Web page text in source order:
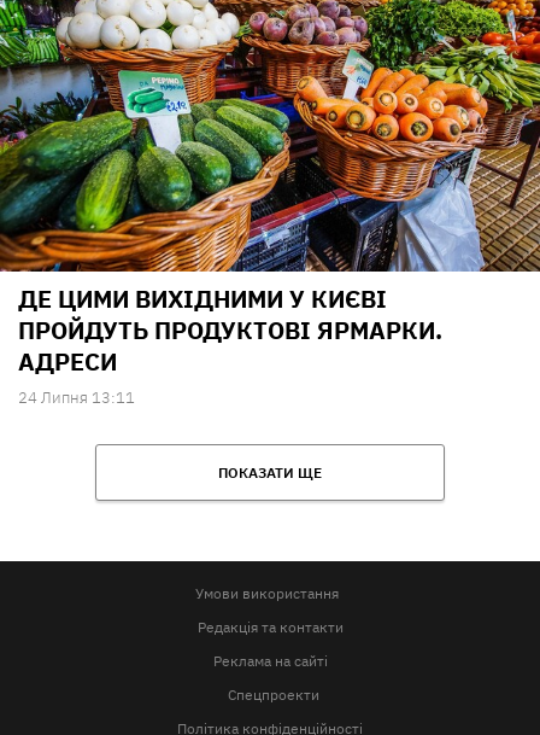
ДЕ ЦИМИ ВИХІДНИМИ У КИЄВІ
ПРОЙДУТЬ ПРОДУКТОВІ ЯРМАРКИ.
АДРЕСИ
24 Липня 13:11
ПОКАЗАТИ ЩЕ
Умови використання
Редакція та контакти
Реклама на сайті
Спецпроекти
Політика конфіденційності